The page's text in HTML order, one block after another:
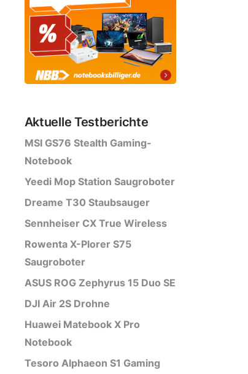
Aktuelle Testberichte
MSI GS76 Stealth Gaming-
Notebook
Yeedi Mop Station Saugroboter
Dreame T30 Staubsauger
Sennheiser CX True Wireless
Rowenta X-Plorer S75
Saugroboter
ASUS ROG Zephyrus 15 Duo SE
DJI Air 2S Drohne
Huawei Matebook X Pro
Notebook
Tesoro Alphaeon S1 Gaming